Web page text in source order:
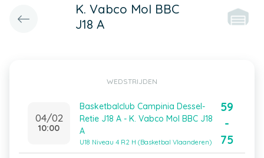
K. Vabco Mol BBC
J18 A
WEDSTRIJDEN
04/02
10:00
Basketbalclub Campinia Dessel-
Retie J18 A - K. Vabco Mol BBC J18
A
U18 Niveau 4 R2 H (Basketbal Vlaanderen)
59
-
75